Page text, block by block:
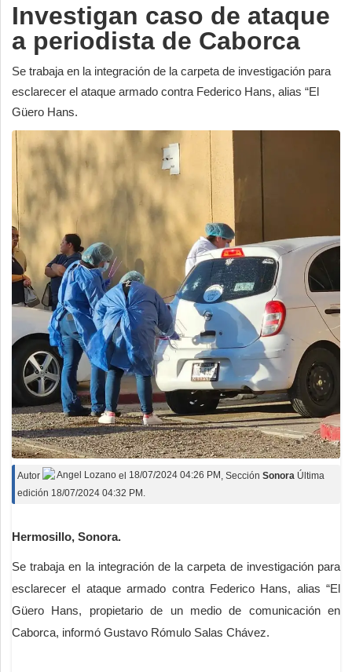
Investigan caso de ataque
a periodista de Caborca
Se trabaja en la integración de la carpeta de investigación para
esclarecer el ataque armado contra Federico Hans, alias “El
Güero Hans.
Autor Angel Lozano el 18/07/2024 04:26 PM , Sección Sonora Última
edición 18/07/2024 04:32 PM.
Hermosillo, Sonora.
Se trabaja en la integración de la carpeta de investigación para
esclarecer el ataque armado contra Federico Hans, alias “El
Güero Hans, propietario de un medio de comunicación en
Caborca, informó Gustavo Rómulo Salas Chávez.